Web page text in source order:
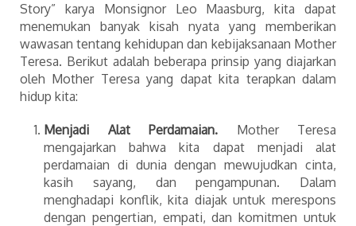
Story” karya Monsignor Leo Maasburg, kita dapat
menemukan banyak kisah nyata yang memberikan
wawasan tentang kehidupan dan kebijaksanaan Mother
Teresa. Berikut adalah beberapa prinsip yang diajarkan
oleh Mother Teresa yang dapat kita terapkan dalam
hidup kita:
Menjadi Alat Perdamaian. Mother Teresa
mengajarkan bahwa kita dapat menjadi alat
perdamaian di dunia dengan mewujudkan cinta,
kasih sayang, dan pengampunan. Dalam
menghadapi konflik, kita diajak untuk merespons
dengan pengertian, empati, dan komitmen untuk